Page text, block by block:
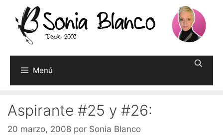
contenido
Menú
Aspirante #25 y #26:
20 marzo, 2008 por Sonia Blanco